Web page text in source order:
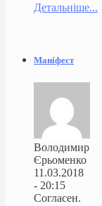
Детальніше...
Маніфест
Володимир
Єрьоменко
11.03.2018
- 20:15
Согласен.